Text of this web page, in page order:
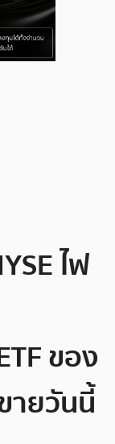
ไฟ
ของ
ายวันนี้